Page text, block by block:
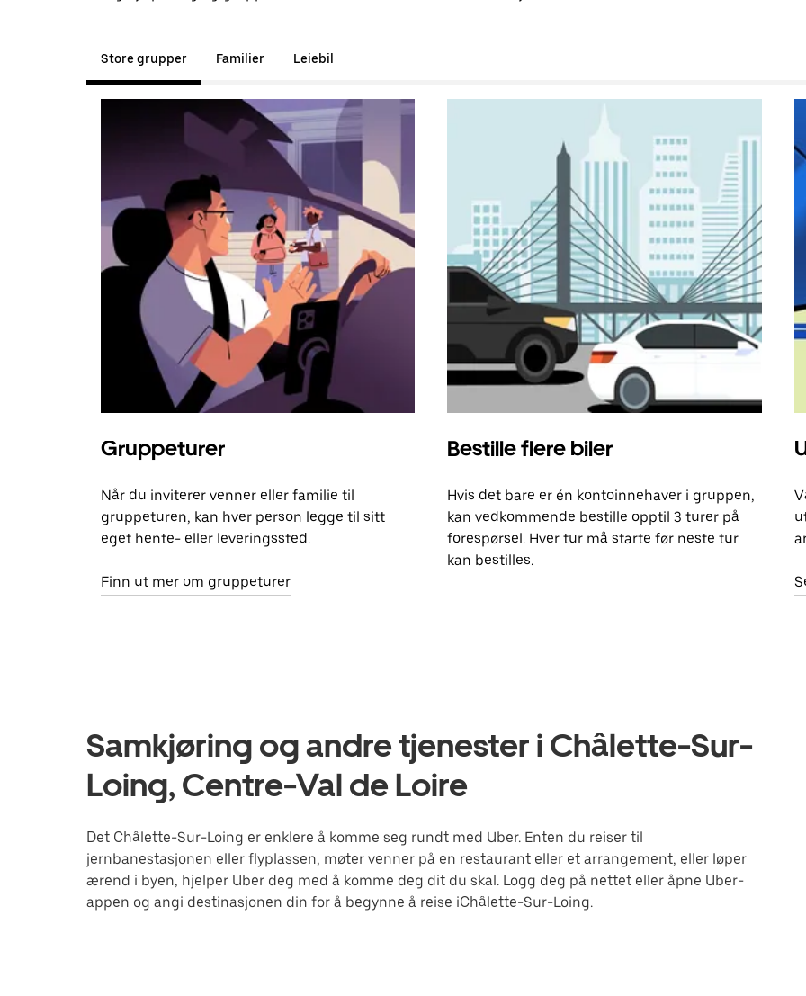
Store grupper Familier Leiebil
Gruppeturer
Når du inviterer venner eller familie til
gruppeturen, kan hver person legge til sitt
eget hente- eller leveringssted.
Finn ut mer om gruppeturer
Bestille flere biler
Hvis det bare er én kontoinnehaver i gruppen,
kan vedkommende bestille opptil 3 turer på
forespørsel. Hver tur må starte før neste tur
kan bestilles.
Samkjøring og andre tjenester i Châlette-Sur-
Loing, Centre-Val de Loire
Det Châlette-Sur-Loing er enklere å komme seg rundt med Uber. Enten du reiser til
jernbanestasjonen eller flyplassen, møter venner på en restaurant eller et arrangement, eller løper
ærend i byen, hjelper Uber deg med å komme deg dit du skal. Logg deg på nettet eller åpne Uber-
appen og angi destinasjonen din for å begynne å reise iChâlette-Sur-Loing.